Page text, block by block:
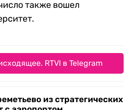
также вошел
RTVI в Telegram
из стратегических